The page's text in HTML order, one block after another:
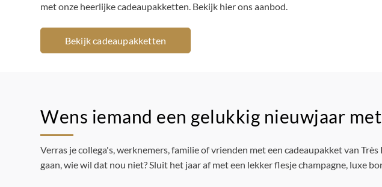
met onze heerlijke cadeaupakketten. Bekijk hier ons aanbod.
Bekijk cadeaupakketten
Wens iemand een gelukkig nieuwjaar
Verras je collega's, werknemers, familie of vrienden met een cadeaupakket van
gaan, wie wil dat nou niet? Sluit het jaar af met een lekker flesje champagne, luxe